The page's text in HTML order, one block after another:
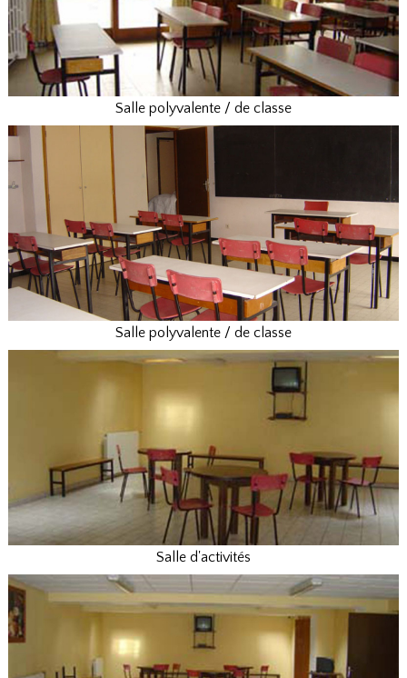
Salle polyvalente / de classe
Salle polyvalente / de classe
Salle d'activités